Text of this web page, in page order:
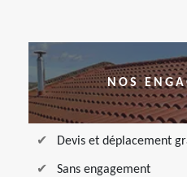
NOS
Devis et déplacement
Sans engagement